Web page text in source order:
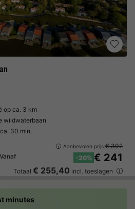
op ca. 3 km
wildwaterbaan
30 min.
Aanbevolen prijs:€ 302
-20% € 241
Totaal € 255,40 incl. toeslagen
minutes